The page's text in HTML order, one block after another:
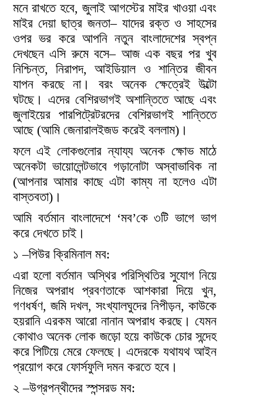
মনে রাখতে হবে, জুলাই আগস্টের মাইর খাওয়া এবং
মাইর দেয়া ছাত্র জনতা– যাদের রক্ত ও সাহসের
ওপর ভর করে আপনি নতুন বাংলাদেশের স্বপ্ন
দেখছেন এসি রুমে বসে– আজ এক বছর পর খুব
নিশ্চিন্ত, নিরাপদ, আইডিয়াল ও শান্তির জীবন
যাপন করছে না। বরং অনেক ক্ষেত্রেই উল্টো
ঘটছে। এদের বেশিরভাগই অশান্তিতে আছে এবং
জুলাইয়ের পারপিট্রেটরদের বেশিরভাগই শান্তিতে
আছে (আমি জেনারালইজড করেই বললাম)।
ফলে এই লোকগুলোর ন্যায্য অনেক ক্ষোভ মাঠে
অনেকটা ভায়োলেন্টভাবে গড়ানোটা অস্বাভাবিক না
(আপনার আমার কাছে এটা কাম্য না হলেও এটা
বাস্তবতা)।
আমি বর্তমান বাংলাদেশে ‘মব’কে ৩টি ভাগে ভাগ
করে দেখতে চাই।
১ –পিউর ক্রিমিনাল মব:
এরা হলো বর্তমান অস্থির পরিস্থিতির সুযোগ নিয়ে
নিজের অপরাধ প্রবণতাকে আশকারা দিয়ে খুন,
গণধর্ষণ, জমি দখল, সংখ্যালঘুদের নিপীড়ন, কাউকে
হয়রানি এরকম আরো নানান অপরাধ করছে। যেমন
কোথাও অনেক লোক জড়ো হয়ে কাউকে চোর সন্দেহ
করে পিটিয়ে মেরে ফেলছে। এদেরকে যথাযথ আইন
প্রয়োগ করে ফোর্সফুলি দমন করতে হবে।
২ –উগ্রপন্থীদের স্পন্সরড মব: